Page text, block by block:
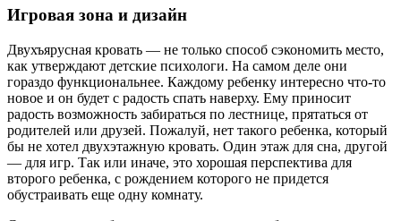
Игровая зона и дизайн
Двухъярусная кровать — не только способ сэкономить место,
как утверждают детские психологи. На самом деле они
гораздо функциональнее. Каждому ребенку интересно что-то
новое и он будет с радость спать наверху. Ему приносит
радость возможность забираться по лестнице, прятаться от
родителей или друзей. Пожалуй, нет такого ребенка, который
бы не хотел двухэтажную кровать. Один этаж для сна, другой
— для игр. Так или иначе, это хорошая перспектива для
второго ребенка, с рождением которого не придется
обустраивать еще одну комнату.